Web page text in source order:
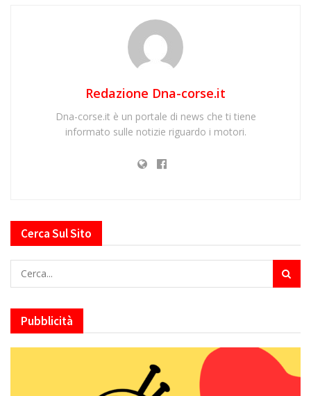
Redazione Dna-corse.it
Dna-corse.it è un portale di news che ti tiene
informato sulle notizie riguardo i motori.
Cerca Sul Sito
Pubblicità